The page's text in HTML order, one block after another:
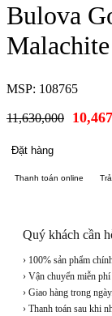
Bulova
MSP: 108765
11,630,000
Đặt hàng
Thanh toán online
Quý khách cần
› 100% sản phẩm
› Vận chuyển miễn
› Giao hàng trong ngày.
› Thanh toán sau khi